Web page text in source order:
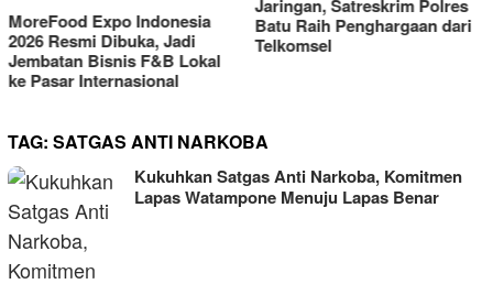
Batu Raih Penghargaan dari
Telkomsel
Omset di Porprov IX Jatim
2025
TAG: SATGAS ANTI NARKOBA
Kukuhkan Satgas Anti Narkoba, Komitmen
Lapas Watampone Menuju Lapas Benar